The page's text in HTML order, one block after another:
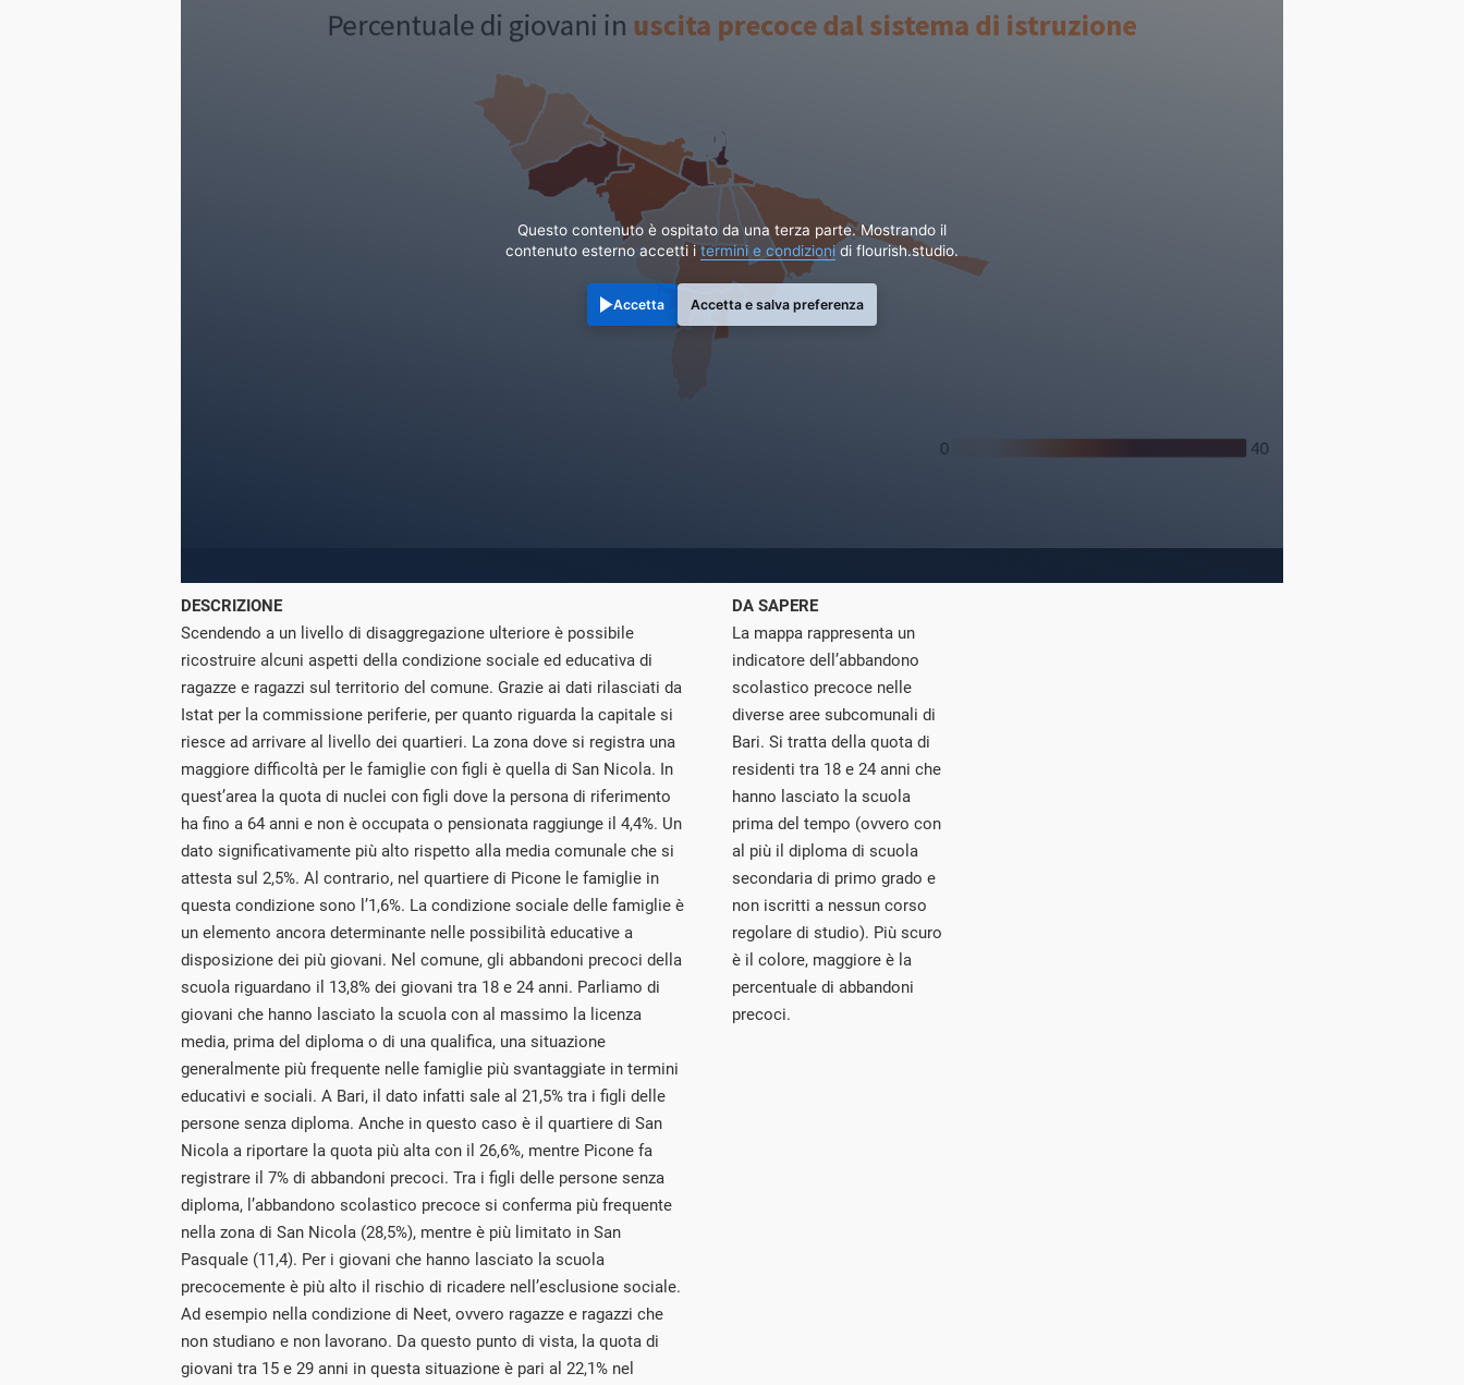
Questo contenuto è ospitato da una terza parte. Mostrando il
contenuto esterno accetti itermini e condizionidi flourish.studio.
Accetta Accetta e salva preferenza
DESCRIZIONE
Scendendo a un livello di disaggregazione ulteriore è possibile
ricostruire alcuni aspetti della condizione sociale ed educativa di
ragazze e ragazzi sul territorio del comune. Grazie ai dati rilasciati da
Istat per la commissione periferie, per quanto riguarda la capitale si
riesce ad arrivare al livello dei quartieri. La zona dove si registra una
maggiore difficoltà per le famiglie con figli è quella di San Nicola. In
quest’area la quota di nuclei con figli dove la persona di riferimento
ha fino a 64 anni e non è occupata o pensionata raggiunge il 4,4%. Un
dato significativamente più alto rispetto alla media comunale che si
attesta sul 2,5%. Al contrario, nel quartiere di Picone le famiglie in
questa condizione sono l’1,6%. La condizione sociale delle famiglie è
un elemento ancora determinante nelle possibilità educative a
disposizione dei più giovani. Nel comune, gli abbandoni precoci della
scuola riguardano il 13,8% dei giovani tra 18 e 24 anni. Parliamo di
giovani che hanno lasciato la scuola con al massimo la licenza
media, prima del diploma o di una qualifica, una situazione
generalmente più frequente nelle famiglie più svantaggiate in termini
educativi e sociali. A Bari, il dato infatti sale al 21,5% tra i figli delle
persone senza diploma. Anche in questo caso è il quartiere di San
Nicola a riportare la quota più alta con il 26,6%, mentre Picone fa
registrare il 7% di abbandoni precoci. Tra i figli delle persone senza
diploma, l’abbandono scolastico precoce si conferma più frequente
nella zona di San Nicola (28,5%), mentre è più limitato in San
Pasquale (11,4). Per i giovani che hanno lasciato la scuola
precocemente è più alto il rischio di ricadere nell’esclusione sociale.
Ad esempio nella condizione di Neet, ovvero ragazze e ragazzi che
non studiano e non lavorano. Da questo punto di vista, la quota di
giovani tra 15 e 29 anni in questa situazione è pari al 22,1% nel
DA SAPERE
La mappa rappresenta un
indicatore dell’abbandono
scolastico precoce nelle
diverse aree subcomunali di
Bari. Si tratta della quota di
residenti tra 18 e 24 anni che
hanno lasciato la scuola
prima del tempo (ovvero con
al più il diploma di scuola
secondaria di primo grado e
non iscritti a nessun corso
regolare di studio). Più scuro
è il colore, maggiore è la
percentuale di abbandoni
precoci.